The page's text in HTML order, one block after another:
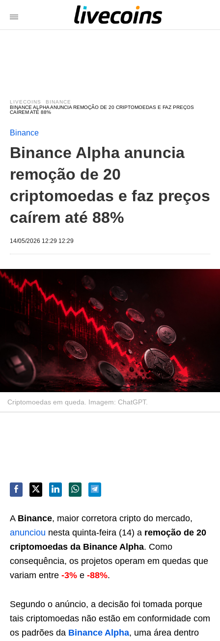
LIVECOINS
BINANCE
BINANCE ALPHA ANUNCIA REMOÇÃO DE 20 CRIPTOMOEDAS E FAZ PREÇOS
CAÍREM ATÉ 88%
Binance
Binance Alpha anuncia
remoção de 20
criptomoedas e faz preços
caírem até 88%
14/05/2026 12:29 12:29
Criptomoedas em queda. Imagem: ChatGPT.
A Binance, maior corretora cripto do mercado,
anunciou nesta quinta-feira (14) a remoção de 20
criptomoedas da Binance Alpha. Como
consequência, os projetos operam em quedas que
variam entre -3% e -88%.
Segundo o anúncio, a decisão foi tomada porque
tais criptomoedas não estão em conformidade com
os padrões da Binance Alpha, uma área dentro